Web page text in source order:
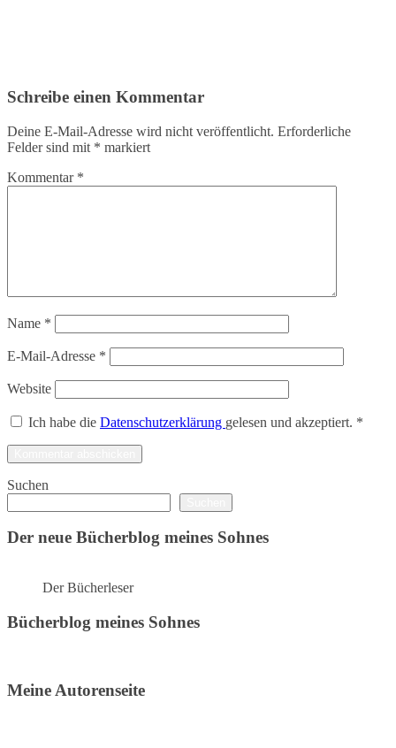
Schreibe einen Kommentar
Deine E-Mail-Adresse wird nicht veröffentlicht. Erforderliche
Felder sind mit * markiert
Kommentar *
Name *
E-Mail-Adresse *
Website
Ich habe die Datenschutzerklärung gelesen und akzeptiert. *
Suchen
Der neue Bücherblog meines Sohnes
Der Bücherleser
Bücherblog meines Sohnes
Meine Autorenseite